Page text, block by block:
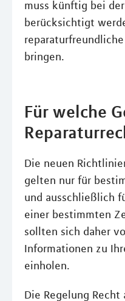
muss künftig bei
berücksichtigt
bringen.
Für welche
Die neuen
gelten nur für
und ausschließlich
einer bestimmten
sollten sich daher
Informationen zu
einholen.
Die Regelung Recht